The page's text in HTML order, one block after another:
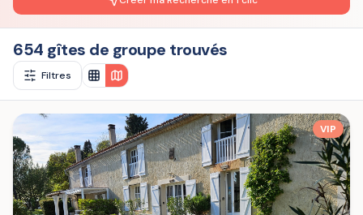
654 gîtes de groupe trouvés
Filtres
VIP